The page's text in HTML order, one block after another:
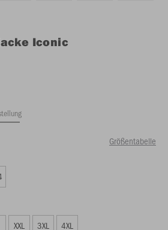
Iconic
Größentabelle
XXL 3XL 4XL